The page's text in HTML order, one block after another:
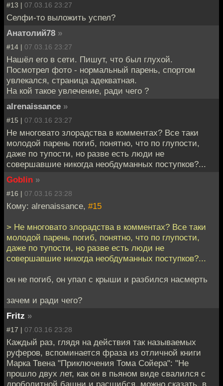
#13 | 07.03.16 23:27
Селфи-то выложить успел?
Анатолий78 »
#14 | 07.03.16 23:27
Нашёл его в сети. Пишут, что был глухой.
Посмотрел фото - нормальный парень, спортом
увлекался, страница адекватная.
На кой такое увлечение, ради чего ?
alrenaissance »
#15 | 07.03.16 23:27
Не многовато злорадства в комментах? Все таки
молодой парень погиб, понятно, что по глупости,
даже по тупости, но разве есть люди не
совершавшие никогда необдуманных поступков?...
Goblin »
#16 | 07.03.16 23:28
Кому: alrenaissance, #15
> Не многовато злорадства в комментах? Все таки
молодой парень погиб, понятно, что по глупости,
даже по тупости, но разве есть люди не
совершавшие никогда необдуманных поступков?...
он не погиб, он упал с крыши и разбился насмерть
зачем и ради чего?
Fritz »
#17 | 07.03.16 23:28
Каждый раз, глядя на действия так называемых
руферов, вспоминается фраза из отличной книги
Марка Твена "Приключения Тома Сойера": "Не
прошло двух лет, как он в пьяном виде свалился с